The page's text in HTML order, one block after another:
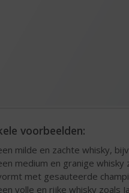
voorbeelden:
milde en zachte whisky,
medium en granige whisky
met gesauteerde
volle en rijke whisky zoals